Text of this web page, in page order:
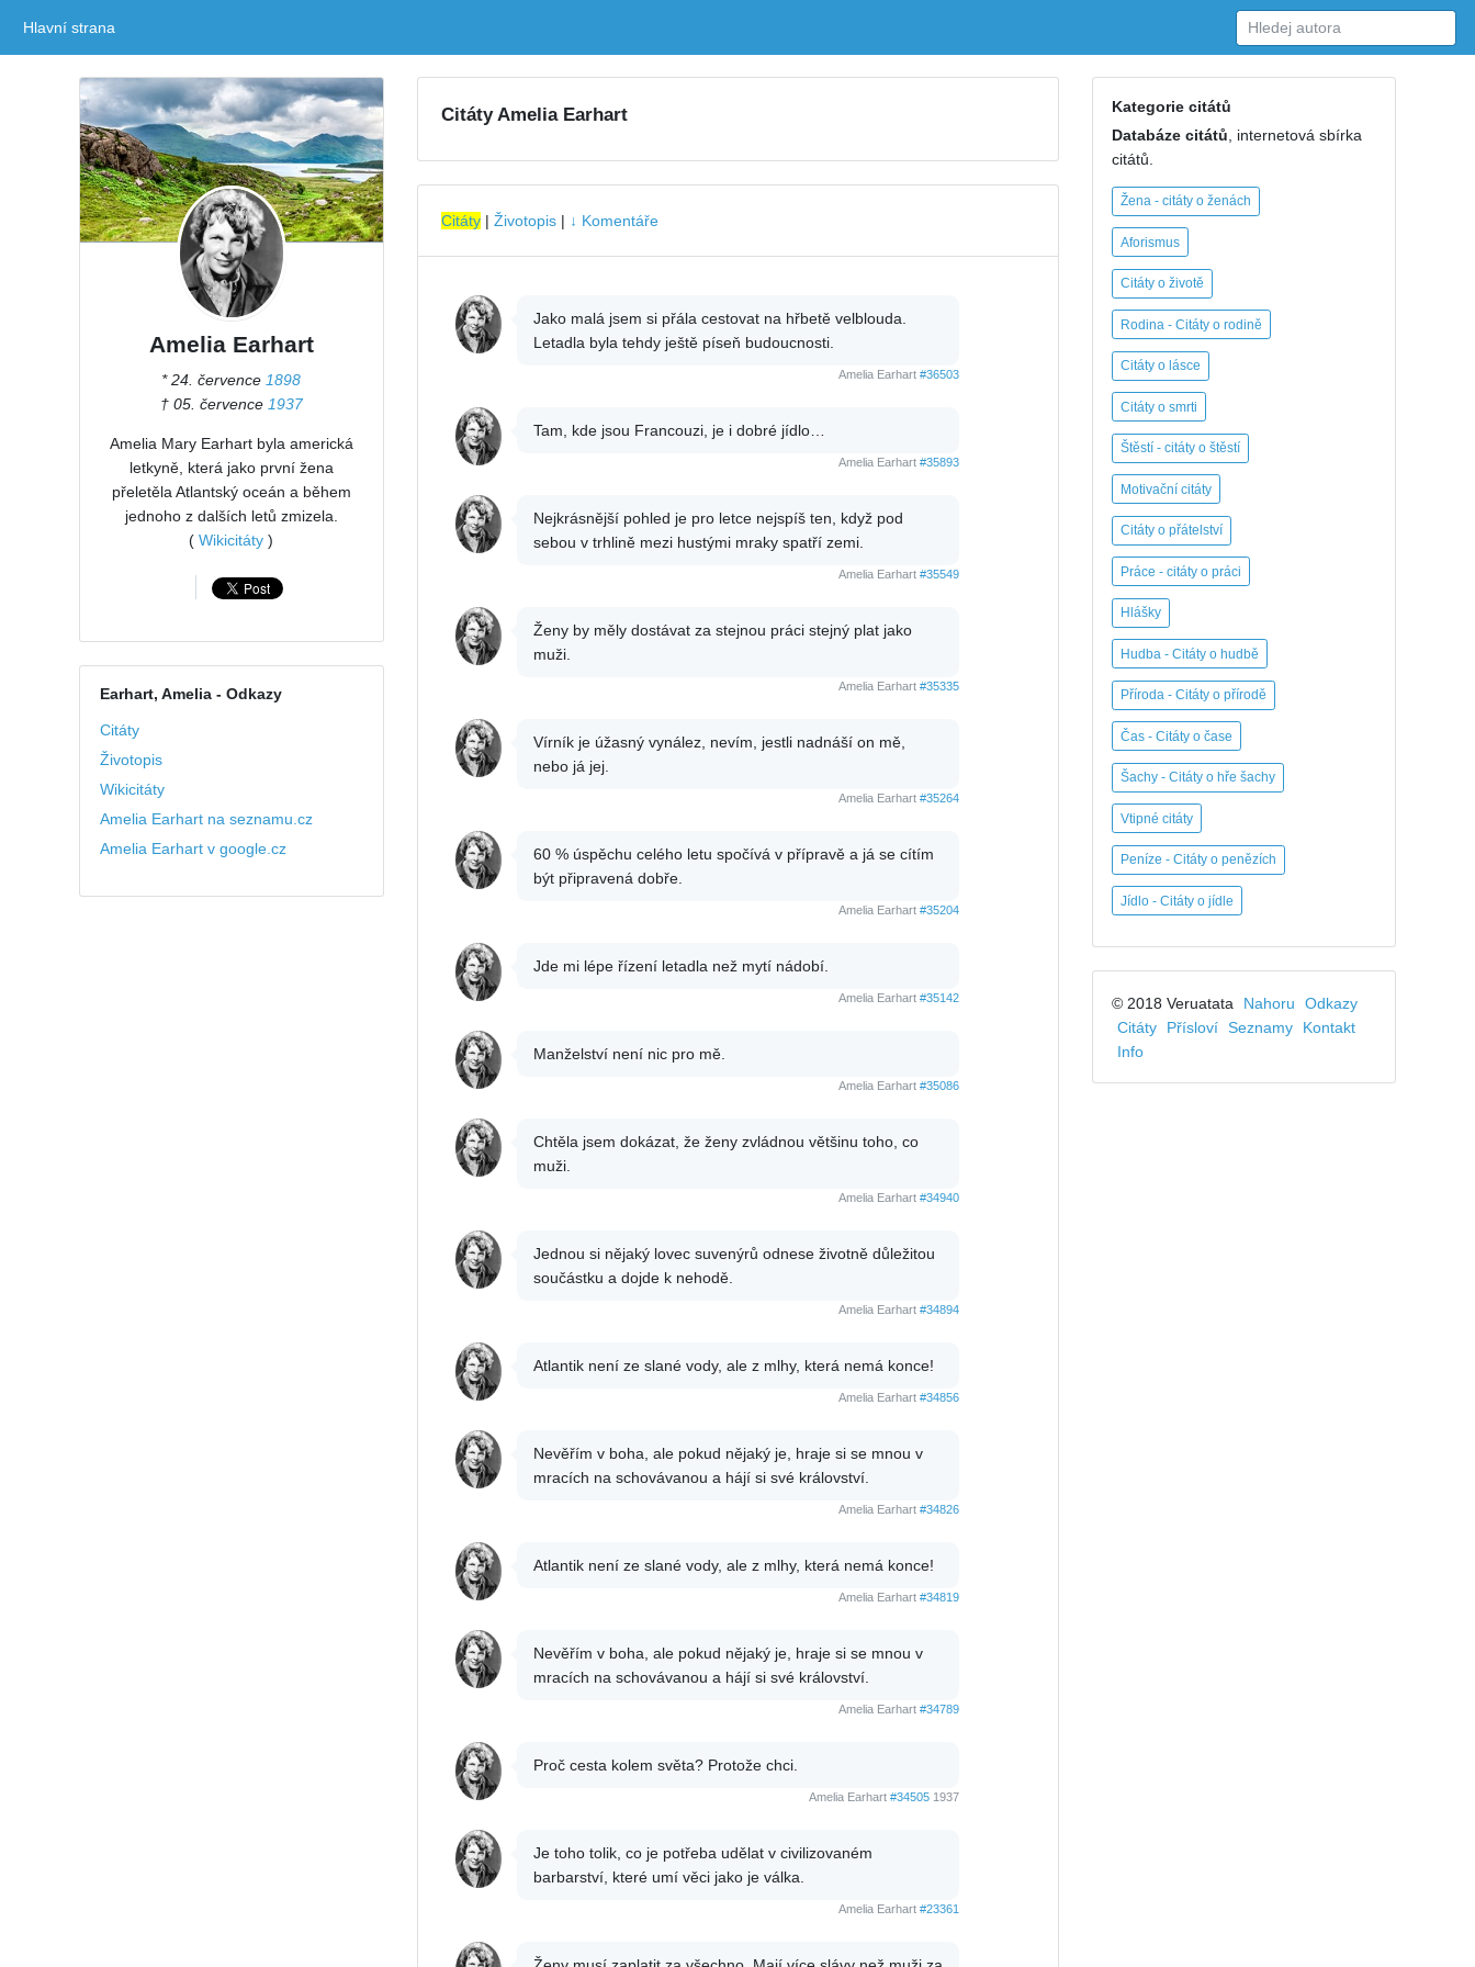
Hlavní strana
Amelia Earhart
* 24. července1898
† 05. července 1937
Amelia Mary Earhart byla americká
letkyně, která jako první žena
přeletěla Atlantský oceán a během
jednoho z dalších letů zmizela.
(Wikicitáty )
Earhart, Amelia- Odkazy
Citáty
Životopis
Wikicitáty
Amelia Earhart na seznamu.cz
Amelia Earhart v google.cz
Citáty Amelia Earhart
Citáty| Životopis| ↓ Komentáře
Jako malá jsem si přála cestovat na hřbetě velblouda.
Letadla byla tehdy ještě píseň budoucnosti.
Amelia Earhart #36503
Tam, kde jsou Francouzi, je i dobré jídlo…
Amelia Earhart #35893
Nejkrásnější pohled je pro letce nejspíš ten, když pod
sebou v trhlině mezi hustými mraky spatří zemi.
Amelia Earhart #35549
Ženy by měly dostávat za stejnou práci stejný plat jako
muži.
Amelia Earhart #35335
Vírník je úžasný vynález, nevím, jestli nadnáší on mě,
nebo já jej.
Amelia Earhart #35264
60 % úspěchu celého letu spočívá v přípravě a já se cítím
být připravená dobře.
Amelia Earhart #35204
Jde mi lépe řízení letadla než mytí nádobí.
Amelia Earhart #35142
Manželství není nic pro mě.
Amelia Earhart #35086
Chtěla jsem dokázat, že ženy zvládnou většinu toho, co
muži.
Amelia Earhart #34940
Jednou si nějaký lovec suvenýrů odnese životně důležitou
součástku a dojde k nehodě.
Amelia Earhart #34894
Atlantik není ze slané vody, ale z mlhy, která nemá konce!
Amelia Earhart #34856
Nevěřím v boha, ale pokud nějaký je, hraje si se mnou v
mracích na schovávanou a hájí si své království.
Amelia Earhart #34826
Atlantik není ze slané vody, ale z mlhy, která nemá konce!
Amelia Earhart #34819
Nevěřím v boha, ale pokud nějaký je, hraje si se mnou v
mracích na schovávanou a hájí si své království.
Amelia Earhart #34789
Proč cesta kolem světa? Protože chci.
Amelia Earhart #345051937
Je toho tolik, co je potřeba udělat v civilizovaném
barbarství, které umí věci jako je válka.
Amelia Earhart #23361
Kategorie citátů
Databáze citátů , internetová sbírka
citátů.
Žena - citáty o ženách
Aforismus
Citáty o životě
Rodina - Citáty o rodině
Citáty o lásce
Citáty o smrti
Štěstí - citáty o štěstí
Motivační citáty
Citáty o přátelství
Práce - citáty o práci
Hlášky
Hudba - Citáty o hudbě
Příroda - Citáty o přírodě
Čas - Citáty o čase
Šachy - Citáty o hře šachy
Vtipné citáty
Peníze - Citáty o penězích
Jídlo - Citáty o jídle
© 2018 Veruatata Nahoru
Odkazy
Citáty
Přísloví Seznamy
Kontakt
Info